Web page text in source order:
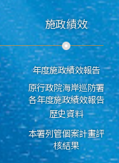
施政績效
年度施政績效報告
原行政院海岸巡防署
各年度施政績效報告
歷史資料
本署列管個案計畫評
核結果